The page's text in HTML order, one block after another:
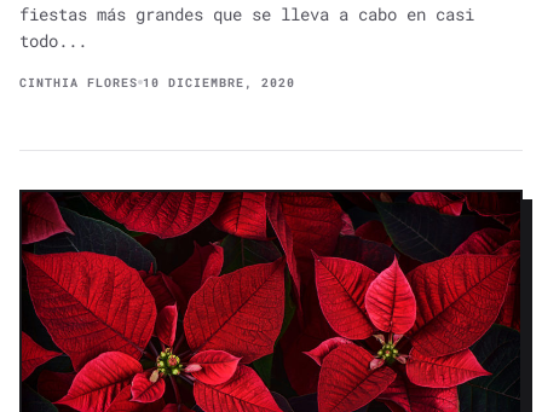
fiestas más grandes que se lleva a cabo en casi
todo...
CINTHIA FLORES 10 DICIEMBRE, 2020